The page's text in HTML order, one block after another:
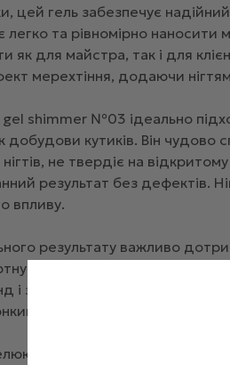
цей гель забезпечує
та рівномірно наносити
як для майстра, так і для
мерехтіння, додаючи
shimmer №03 ідеально
добудови кутиків. Він
не твердіє на
результат без дефектів.
впливу.
результату важливо
підготовку нігтьової
і зачекайте 30 секунд для
шаром Rubber base, Scotch
гелю, рівномірно